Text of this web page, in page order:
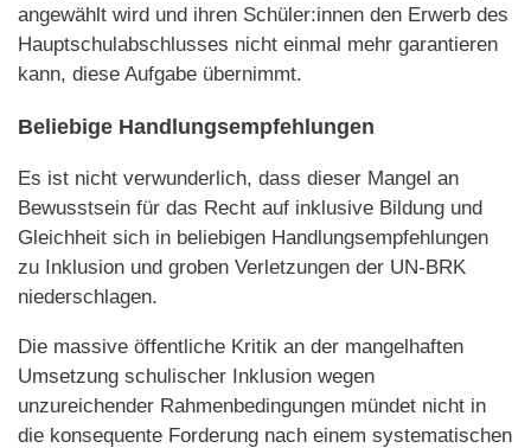
angewählt wird und ihren Schüler:innen den Erwerb des
Hauptschulabschlusses nicht einmal mehr garantieren
kann, diese Aufgabe übernimmt.
Beliebige Handlungsempfehlungen
Es ist nicht verwunderlich, dass dieser Mangel an
Bewusstsein für das Recht auf inklusive Bildung und
Gleichheit sich in beliebigen Handlungsempfehlungen
zu Inklusion und groben Verletzungen der UN-BRK
niederschlagen.
Die massive öffentliche Kritik an der mangelhaften
Umsetzung schulischer Inklusion wegen
unzureichender Rahmenbedingungen mündet nicht in
die konsequente Forderung nach einem systematischen